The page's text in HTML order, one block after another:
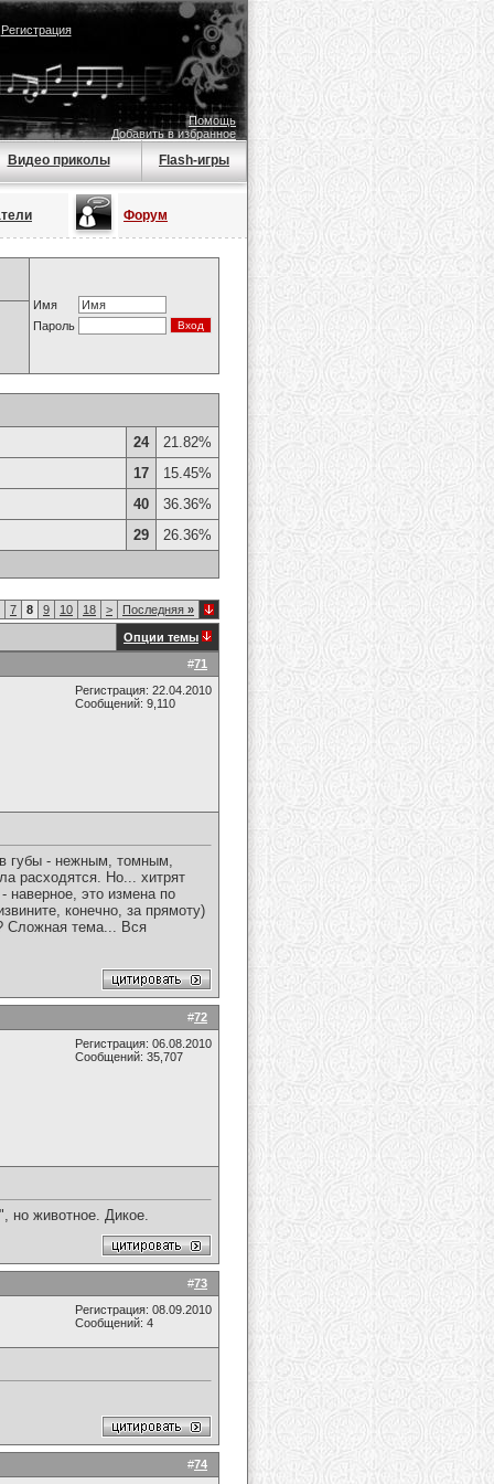
Регистрация
Помощь
Добавить в избранное
Видео приколы Flash-игры
Форум
Имя
Пароль
24
21.82%
17
15.45%
40
36.36%
29
26.36%
7 8 9 10 18 > Последняя »
Опции темы
#71
Регистрация: 22.04.2010
Сообщений: 9,110
губы - нежным, томным,
расходятся. Но... хитрят
наверное, это измена по
конечно, за прямоту)
Сложная тема... Вся
#72
Регистрация: 06.08.2010
Сообщений: 35,707
но животное. Дикое.
#73
Регистрация: 08.09.2010
Сообщений: 4
#74